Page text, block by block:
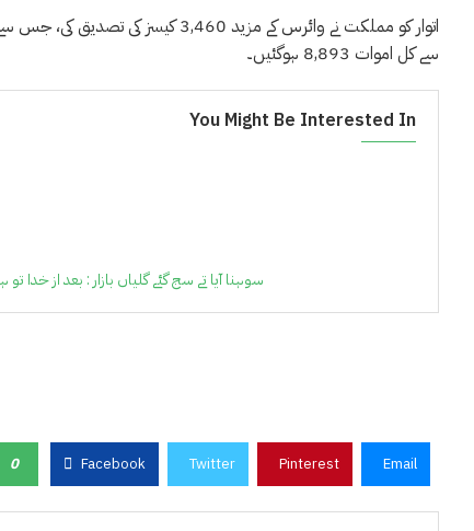
سے کل اموات 8,893 ہوگئیں۔
You Might Be Interested In
سوہنا آیا تے سج گئے گلیاں بازار : بعد از
0 Facebook Twitter Pinterest Email